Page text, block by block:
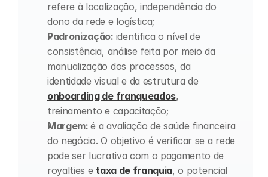
refere à localização, independência do
dono da rede e logística;
Padronização: identifica o nível de
consistência, análise feita por meio da
manualização dos processos, da
identidade visual e da estrutura de
onboarding de franqueados,
treinamento e capacitação;
Margem: é a avaliação de saúde financeira
do negócio. O objetivo é verificar se a rede
pode ser lucrativa com o pagamento de
royalties e taxa de franquia, o potencial